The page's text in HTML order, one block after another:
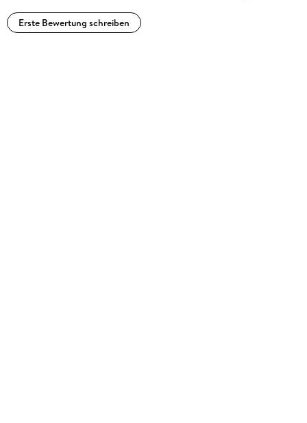
Erste Bewertung schreiben